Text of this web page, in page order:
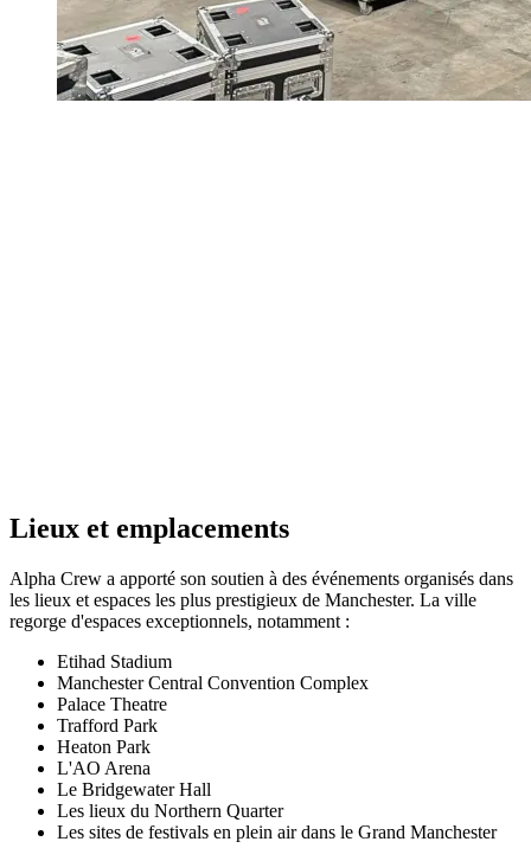
Lieux et emplacements
Alpha Crew a apporté son soutien à des événements organisés dans
les lieux et espaces les plus prestigieux de Manchester. La ville
regorge d'espaces exceptionnels, notamment :
Etihad Stadium
Manchester Central Convention Complex
Palace Theatre
Trafford Park
Heaton Park
L'AO Arena
Le Bridgewater Hall
Les lieux du Northern Quarter
Les sites de festivals en plein air dans le Grand Manchester